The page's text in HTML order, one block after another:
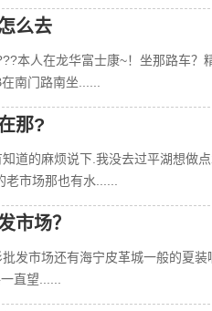
么去
本人在龙华富士康~！坐那路车？
南门路南坐......
那?
道的麻烦说下.我没去过平湖想做
市场那也有水......
市场？
发市场还有海宁皮革城一般的夏
直望......